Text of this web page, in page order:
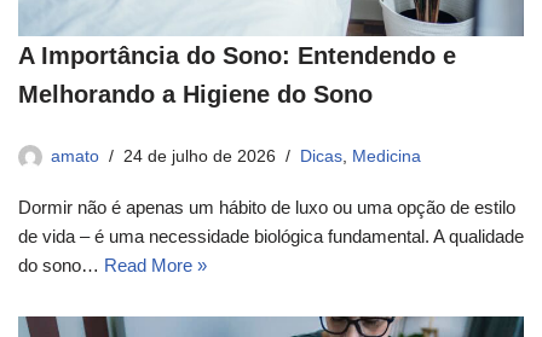
A Importância do Sono: Entendendo e
Melhorando a Higiene do Sono
amato 24 de julho de 2026 Dicas, Medicina
Dormir não é apenas um hábito de luxo ou uma opção de estilo
de vida – é uma necessidade biológica fundamental. A qualidade
do sono… Read More »